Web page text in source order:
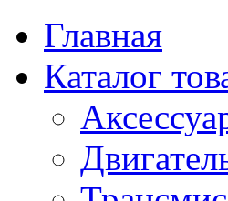
Главная
Каталог